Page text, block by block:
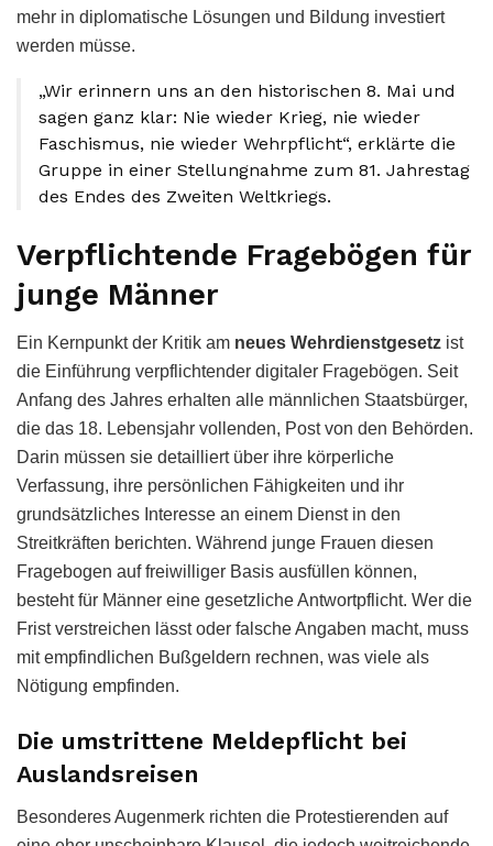
mehr in diplomatische Lösungen und Bildung investiert
werden müsse.
„Wir erinnern uns an den historischen 8. Mai und
sagen ganz klar: Nie wieder Krieg, nie wieder
Faschismus, nie wieder Wehrpflicht“, erklärte die
Gruppe in einer Stellungnahme zum 81. Jahrestag
des Endes des Zweiten Weltkriegs.
Verpflichtende Fragebögen für
junge Männer
Ein Kernpunkt der Kritik am neues Wehrdienstgesetz ist
die Einführung verpflichtender digitaler Fragebögen. Seit
Anfang des Jahres erhalten alle männlichen Staatsbürger,
die das 18. Lebensjahr vollenden, Post von den Behörden.
Darin müssen sie detailliert über ihre körperliche
Verfassung, ihre persönlichen Fähigkeiten und ihr
grundsätzliches Interesse an einem Dienst in den
Streitkräften berichten. Während junge Frauen diesen
Fragebogen auf freiwilliger Basis ausfüllen können,
besteht für Männer eine gesetzliche Antwortpflicht. Wer die
Frist verstreichen lässt oder falsche Angaben macht, muss
mit empfindlichen Bußgeldern rechnen, was viele als
Nötigung empfinden.
Die umstrittene Meldepflicht bei
Auslandsreisen
Besonderes Augenmerk richten die Protestierenden auf